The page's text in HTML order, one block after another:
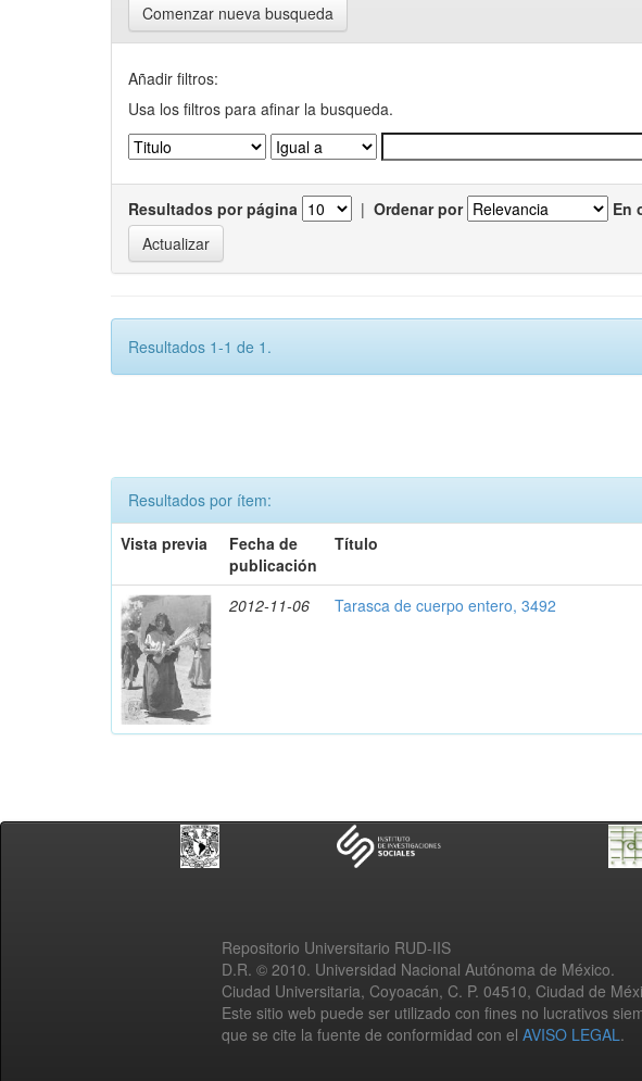
Comenzar nueva busqueda
Añadir filtros:
Usa los filtros para afinar la busqueda.
Resultados por página | Ordenar por En
Resultados 1-1 de 1.
Resultados por ítem:
Vista previa
Fecha de
publicación
Título
2012-11-06 Tarasca de cuerpo entero, 3492
Repositorio Universitario RUD-IIS
D.R. © 2010. Universidad Nacional Autónoma de México.
Ciudad Universitaria, Coyoacán, C. P. 04510, Ciudad de
Este sitio web puede ser utilizado con fines no lucrativos
que se cite la fuente de conformidad con el AVISO LEGAL.